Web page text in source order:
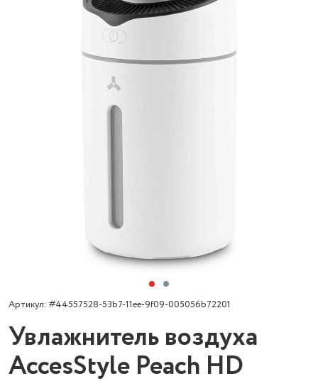
Артикул: #44557528-53b7-11ee-9f09-005056b72201
Увлажнитель воздуха
AccesStyle Peach HD